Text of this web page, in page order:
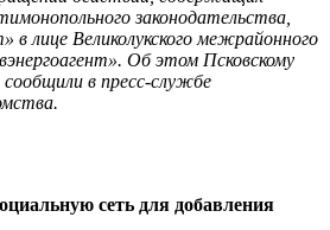
законодательства,
в лице Великолукского межрайонного
Об этом Псковскому
в пресс-службе
сеть для добавления